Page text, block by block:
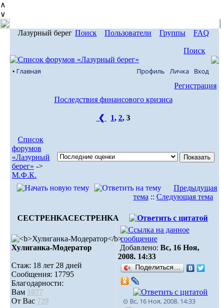
∧
∨
Лазурный берег Поиск Пользователи Группы FAQ
Поиск
⦁ Главная Профиль Личка Вход
Регистрация
Последствия финансового кризиса
❮ 1, 2, 3
Список
форумов
«Лазурный
берег» ->
М.Ф.К.
Предыдущая
тема :: Следующая тема
CECTPEHKACECTPEHKA
Хулиганка-Модератор
Стаж: 18 лет 28 дней
Сообщения: 17795
Благодарности:
Вам 1077
От Вас 729
Добавлено: Вс, 16 Ноя,
2008. 14:33
Поделиться…
⊙ Вс, 16 Ноя, 2008. 14:33